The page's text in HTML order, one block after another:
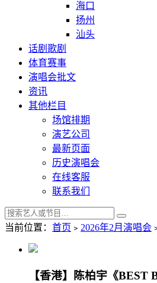
海口
扬州
汕头
话剧歌剧
体育赛事
演唱会批文
资讯
其他栏目
场馆排期
演艺公司
最新页面
历史演唱会
在线客服
联系我们
当前位置： 首页 ﹥ 2026年2月演唱会
【香港】陈柏宇《BEST